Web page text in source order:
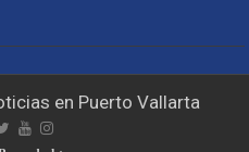
en Puerto Vallarta